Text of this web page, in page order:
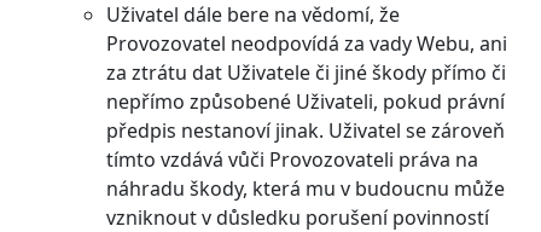
Uživatel dále bere na vědomí, že
Provozovatel neodpovídá za vady Webu, ani
za ztrátu dat Uživatele či jiné škody přímo či
nepřímo způsobené Uživateli, pokud právní
předpis nestanoví jinak. Uživatel se zároveň
tímto vzdává vůči Provozovateli práva na
náhradu škody, která mu v budoucnu může
vzniknout v důsledku porušení povinností